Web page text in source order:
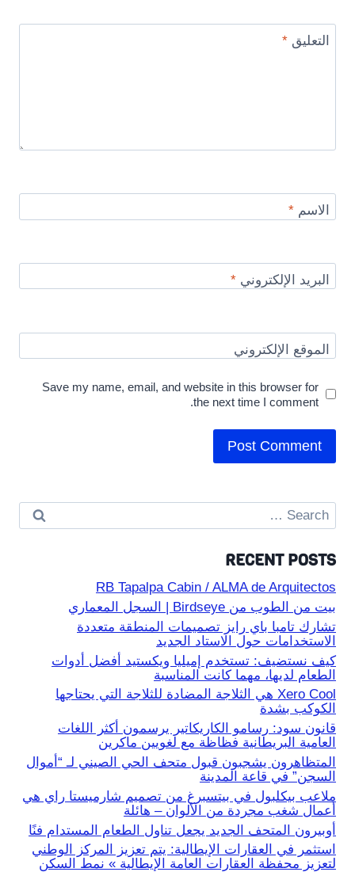
التعليق*
الاسم*
البريد الإلكتروني*
الموقع الإلكتروني
Save my name, email, and website in this browser for
the next time I comment.
Search
for:
RECENT POSTS
RB Tapalpa Cabin / ALMA de Arquitectos
بيت من الطوب من Birdseye | السجل المعماري
تشارك تامبا باي رايز تصميمات المنطقة متعددة
الاستخدامات حول الاستاد الجديد
كيف نستضيف: تستخدم إميليا ويكستيد أفضل أدوات
الطعام لديها، مهما كانت المناسبة
Xero Cool هي الثلاجة المضادة للثلاجة التي يحتاجها
الكوكب بشدة
قانون سود: رسامو الكاريكاتير يرسمون أكثر اللغات
العامية البريطانية فظاظة مع لغويين ماكرين
المتظاهرون يشجبون قبول متحف الحي الصيني لـ “أموال
السجن” في قاعة المدينة
ملاعب بيكلبول في بيتسبرغ من تصميم شارميستا راي هي
أعمال شغب مجردة من الألوان – هائلة
أوبيرون المتحف الجديد يجعل تناول الطعام المستدام فنًا
استثمر في العقارات الإيطالية: يتم تعزيز المركز الوطني
لتعزيز محفظة العقارات العامة الإيطالية » نمط السكن